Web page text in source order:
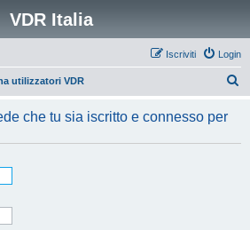
VDR Italia
Login
Iscriviti
utilizzatori VDR
c
che tu sia iscritto e connesso per